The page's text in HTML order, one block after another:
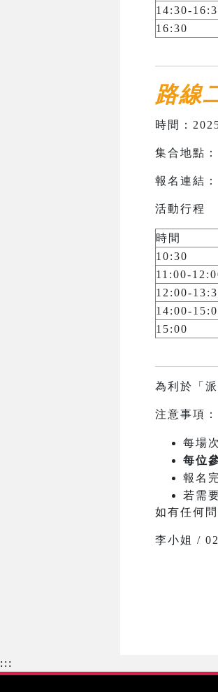
14:30-
16:30
路線
時間：
集合地點
報名連結：
活動行程
時間
10:30
11:00-
12:00-
14:00-
15:00
為利於「
注意事項：
每場
每位
報名
若需
如有任何
李小姐 /
:::